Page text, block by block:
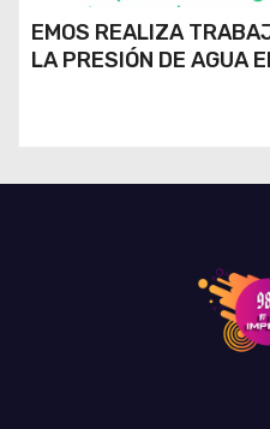
EMOS REALIZA
LA PRESIÓN DE AGUA